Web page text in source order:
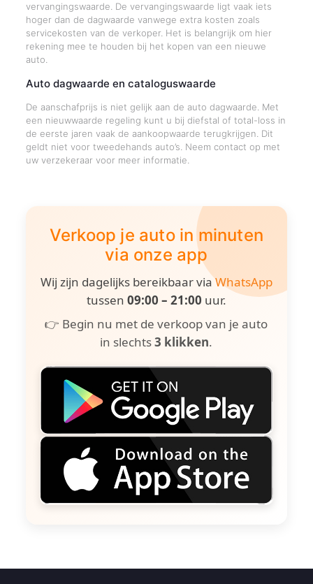
vervangingswaarde. De vervangingswaarde ligt vaak iets
hoger dan de dagwaarde vanwege extra kosten zoals
servicekosten van de verkoper. Het is belangrijk om hier
rekening mee te houden bij het kopen van een nieuwe
auto.
Auto dagwaarde en cataloguswaarde
De aanschafprijs is niet gelijk aan de auto dagwaarde. Met
een nieuwwaarde regeling kunt u bij diefstal of total-loss in
de eerste jaren vaak de aankoopwaarde terugkrijgen. Dit
geldt niet voor tweedehands auto’s. Neem contact op met
uw verzekeraar voor meer informatie.
Verkoop je auto in minuten
via onze app
Wij zijn dagelijks bereikbaar viaWhatsApp
tussen 09:00 – 21:00 uur.
👉 Begin nu met de verkoop van je auto
in slechts3 klikken.